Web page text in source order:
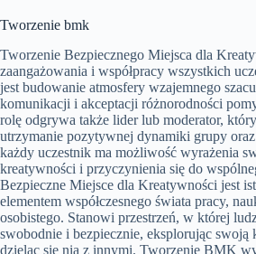
Tworzenie bmk
Tworzenie Bezpiecznego Miejsca dla
zaangażowania i współpracy wszystkich
jest budowanie atmosfery wzajemnego
komunikacji i akceptacji różnorodności
rolę odgrywa także lider lub moderator,
utrzymanie pozytywnej dynamiki grupy
każdy uczestnik ma możliwość wyrażenia
kreatywności i przyczynienia się do
Bezpieczne Miejsce dla Kreatywności jest
elementem współczesnego świata pracy,
osobistego. Stanowi przestrzeń, w której
swobodnie i bezpiecznie, eksplorując swoją
dzieląc się nią z innymi. Tworzenie BMK